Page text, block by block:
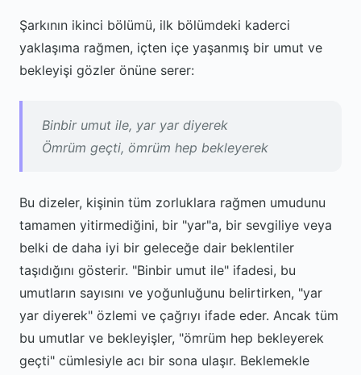
Şarkının ikinci bölümü, ilk bölümdeki kaderci
yaklaşıma rağmen, içten içe yaşanmış bir umut ve
bekleyişi gözler önüne serer:
Binbir umut ile, yar yar diyerek
Ömrüm geçti, ömrüm hep bekleyerek
Bu dizeler, kişinin tüm zorluklara rağmen umudunu
tamamen yitirmediğini, bir "yar"a, bir sevgiliye veya
belki de daha iyi bir geleceğe dair beklentiler
taşıdığını gösterir. "Binbir umut ile" ifadesi, bu
umutların sayısını ve yoğunluğunu belirtirken, "yar
yar diyerek" özlemi ve çağrıyı ifade eder. Ancak tüm
bu umutlar ve bekleyişler, "ömrüm hep bekleyerek
geçti" cümlesiyle acı bir sona ulaşır. Beklemekle